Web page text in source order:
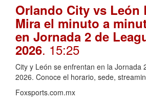
Orlando City vs León
Mira el minuto a
en Jornada 2 de
2026. 15:25
City y León se enfrentan en la Jornada
2026. Conoce el horario, sede,
Foxsports.com.mx